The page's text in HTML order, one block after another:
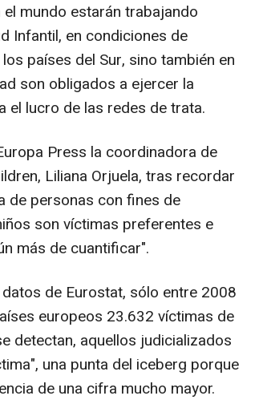
mundo estarán trabajando
Infantil, en condiciones de
países del Sur, sino también en
son obligados a ejercer la
el lucro de las redes de trata.
Press la coordinadora de
Liliana Orjuela, tras recordar
de personas con fines de
son víctimas preferentes e
más de cuantificar".
de Eurostat, sólo entre 2008
europeos 23.632 víctimas de
detectan, aquellos judicializados
una punta del iceberg porque
de una cifra mucho mayor.